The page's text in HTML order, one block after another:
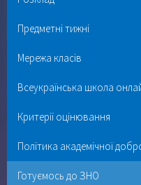
Предметні тижні
Мережа класів
Всеукраїнська школа
Критерії оцінювання
Політика академічної
Готуємось до ЗНО